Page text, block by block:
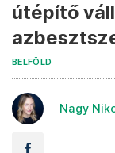
útépítő
BELFÖLD
Nagy